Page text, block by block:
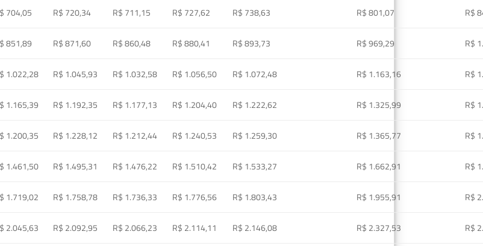
704,05 R$ 720,34 R$ 711,15 R$ 727,62 R$ 738,63 R$ 801,07
R$
851,89 R$ 871,60 R$ 860,48 R$ 880,41 R$ 893,73 R$ 969,29
R$
1.022,28 R$ 1.045,93 R$ 1.032,58 R$ 1.056,50 R$ 1.072,48 R$ 1.163,16
R$
1.165,39 R$ 1.192,35 R$ 1.177,13 R$ 1.204,40 R$ 1.222,62 R$ 1.325,99
R$
1.200,35 R$ 1.228,12 R$ 1.212,44 R$ 1.240,53 R$ 1.259,30 R$ 1.365,77
R$
1.461,50 R$ 1.495,31 R$ 1.476,22 R$ 1.510,42 R$ 1.533,27 R$ 1.662,91
R$
1.719,02 R$ 1.758,78 R$ 1.736,33 R$ 1.776,56 R$ 1.803,43 R$ 1.955,91
R$
2.045,63 R$ 2.092,95 R$ 2.066,23 R$ 2.114,11 R$ 2.146,08 R$ 2.327,53
R$